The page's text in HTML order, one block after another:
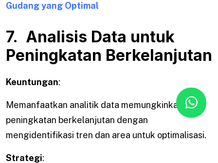
Gudang yang Optimal
7. Analisis Data untuk
Peningkatan Berkelanjutan
Keuntungan:
Memanfaatkan analitik data memungkinkan
peningkatan berkelanjutan dengan
mengidentifikasi tren dan area untuk optimalisasi.
Strategi: